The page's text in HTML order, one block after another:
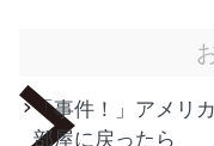
「事件！」アメリ
部屋に戻ったら